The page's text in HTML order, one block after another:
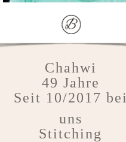
Chahwi
49 Jahre
Seit 10/2017 bei
uns
Stitching